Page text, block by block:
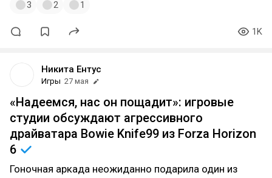
3 2 1
1K
Никита Ентус
Игры 27 мая
«Надеемся, нас он пощадит»: игровые
студии обсуждают агрессивного
драйватара Bowie Knife99 из Forza Horizon
6
Гоночная аркада неожиданно подарила один из